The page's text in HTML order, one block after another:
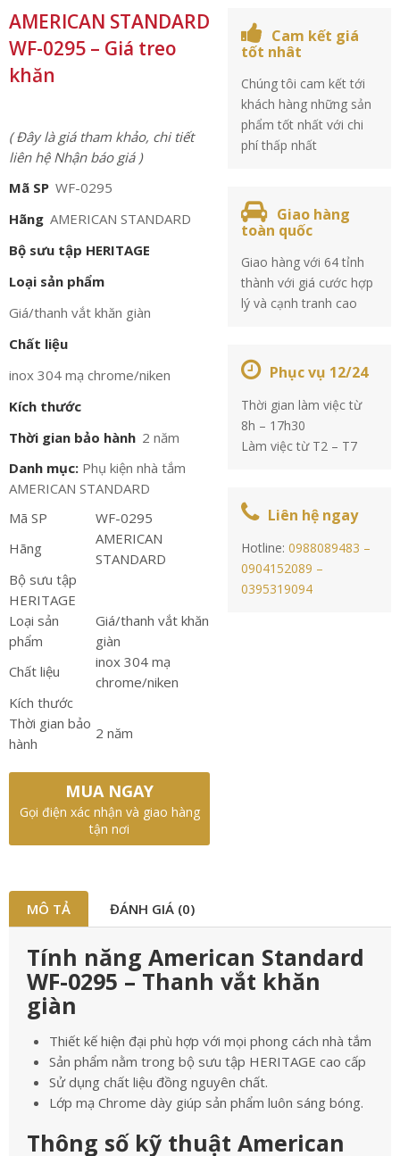
AMERICAN STANDARD
WF-0295 – Giá treo
khăn
( Đây là giá tham khảo, chi tiết
liên hệ Nhận báo giá )
Mã SP WF-0295
Hãng AMERICAN STANDARD
Bộ sưu tập HERITAGE
Loại sản phẩm
Giá/thanh vắt khăn giàn
Chất liệu
inox 304 mạ chrome/niken
Kích thước
Thời gian bảo hành 2 năm
Danh mục: Phụ kiện nhà tắm
AMERICAN STANDARD
Mã SP
WF-0295
Hãng
AMERICAN
STANDARD
Bộ sưu tập
HERITAGE
Loại sản
phẩm
Giá/thanh vắt khăn
giàn
Chất liệu
inox 304 mạ
chrome/niken
Kích thước
Thời gian bảo
hành
2 năm
MUA NGAY
Gọi điện xác nhận và giao hàng
tận nơi
Cam kết giá
tốt nhât
Chúng tôi cam kết tới
khách hàng những sản
phẩm tốt nhất với chi
phí thấp nhất
Giao hàng
toàn quốc
Giao hàng với 64 tỉnh
thành với giá cước hợp
lý và cạnh tranh cao
Phục vụ 12/24
Thời gian làm việc từ
8h – 17h30
Làm việc từ T2 – T7
Liên hệ ngay
Hotline:0988089483 –
0904152089 –
0395319094
MÔ TẢ ĐÁNH GIÁ (0)
Tính năng American Standard
WF-0295 – Thanh vắt khăn
giàn
Thiết kế hiện đại phù hợp với mọi phong cách nhà tắm
Sản phẩm nằm trong bộ sưu tập HERITAGE cao cấp
Sử dụng chất liệu đồng nguyên chất.
Lớp mạ Chrome dày giúp sản phẩm luôn sáng bóng.
Thông số kỹ thuật American